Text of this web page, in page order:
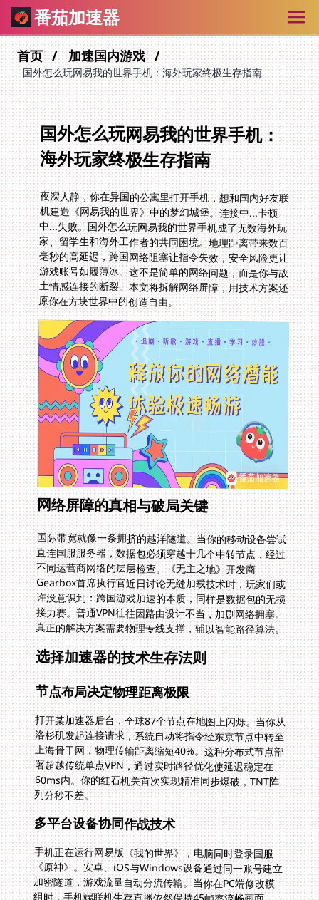
番茄加速器
首页 加速国内游戏
国外怎么玩网易我的世界手机：海外玩家终极生存指南
国外怎么玩网易我的世界手机：
海外玩家终极生存指南
夜深人静，你在异国的公寓里打开手机，想和国内好友联
机建造《网易我的世界》中的梦幻城堡。连接中...卡顿
中...失败。国外怎么玩网易我的世界手机成了无数海外玩
家、留学生和海外工作者的共同困境。地理距离带来数百
毫秒的高延迟，跨国网络阻塞让指令失效，安全风险更让
游戏账号如履薄冰。这不是简单的网络问题，而是你与故
土情感连接的断裂。本文将拆解网络屏障，用技术方案还
原你在方块世界中的创造自由。
网络屏障的真相与破局关键
国际带宽就像一条拥挤的越洋隧道。当你的移动设备尝试
直连国服服务器，数据包必须穿越十几个中转节点，经过
不同运营商网络的层层检查。《无主之地》开发商
Gearbox首席执行官近日讨论无缝加载技术时，玩家们或
许没意识到：跨国游戏加速的本质，同样是数据包的无损
接力赛。普通VPN往往因路由设计不当，加剧网络拥塞。
真正的解决方案需要物理专线支撑，辅以智能路径算法。
选择加速器的技术生存法则
节点布局决定物理距离极限
打开某加速器后台，全球87个节点在地图上闪烁。当你从
洛杉矶发起连接请求，系统自动将指令经东京节点中转至
上海骨干网，物理传输距离缩短40%。这种分布式节点部
署超越传统单点VPN，通过实时路径优化使延迟稳定在
60ms内。你的红石机关首次实现精准同步爆破，TNT阵
列分秒不差。
多平台设备协同作战技术
手机正在运行网易版《我的世界》，电脑同时登录国服
《原神》。安卓、iOS与Windows设备通过同一账号建立
加密隧道，游戏流量自动分流传输。当你在PC端修改模